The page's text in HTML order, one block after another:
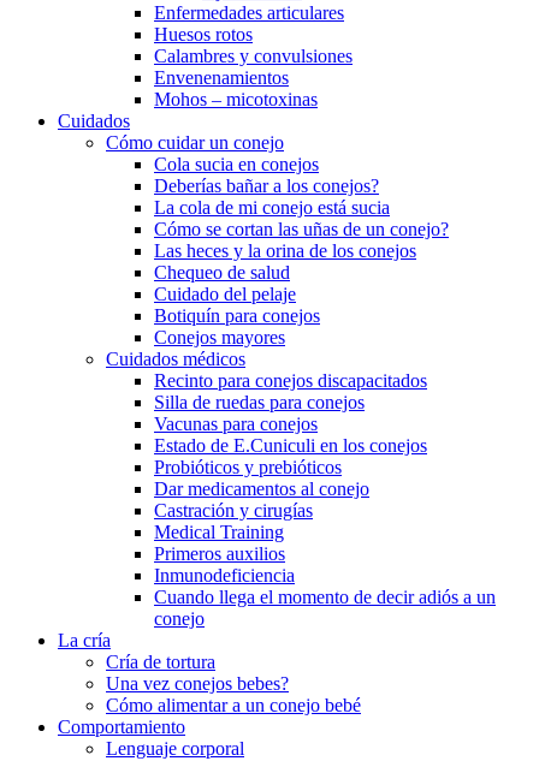
Enfermedades articulares
Huesos rotos
Calambres y convulsiones
Envenenamientos
Mohos – micotoxinas
Cuidados
Cómo cuidar un conejo
Cola sucia en conejos
Deberías bañar a los conejos?
La cola de mi conejo está sucia
Cómo se cortan las uñas de un conejo?
Las heces y la orina de los conejos
Chequeo de salud
Cuidado del pelaje
Botiquín para conejos
Conejos mayores
Cuidados médicos
Recinto para conejos discapacitados
Silla de ruedas para conejos
Vacunas para conejos
Estado de E.Cuniculi en los conejos
Probióticos y prebióticos
Dar medicamentos al conejo
Castración y cirugías
Medical Training
Primeros auxilios
Inmunodeficiencia
Cuando llega el momento de decir adiós a un
conejo
La cría
Cría de tortura
Una vez conejos bebes?
Cómo alimentar a un conejo bebé
Comportamiento
Lenguaje corporal